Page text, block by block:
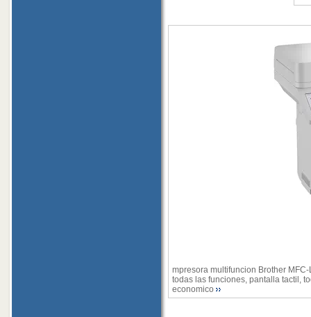
mpresora multifuncion Brother
todas las funciones, pantalla tactil,
economico